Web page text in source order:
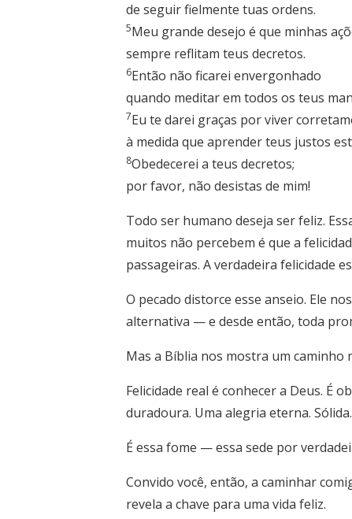
de seguir fielmente tuas ordens.
5Meu grande desejo é que minhas
sempre reflitam teus decretos.
6Então não ficarei envergonhado
quando meditar em todos os teus
7Eu te darei graças por viver
à medida que aprender teus justos
8Obedecerei a teus decretos;
por favor, não desistas de mim!
Todo ser humano deseja ser feliz.
muitos não percebem é que a
passageiras. A verdadeira felicidade
O pecado distorce esse anseio. Ele
alternativa — e desde então, toda
Mas a Bíblia nos mostra um caminho
Felicidade real é conhecer a Deus. É
duradoura. Uma alegria eterna.
É essa fome — essa sede por
Convido você, então, a caminhar
revela a chave para uma vida feliz.